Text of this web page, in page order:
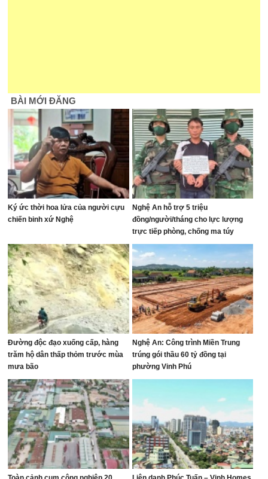
BÀI MỚI ĐĂNG
Ký ức thời hoa lửa của người cựu
chiến binh xứ Nghệ
Nghệ An hỗ trợ 5 triệu
đồng/người/tháng cho lực lượng
trực tiếp phòng, chống ma túy
Đường độc đạo xuống cấp, hàng
trăm hộ dân thấp thỏm trước mùa
mưa bão
Nghệ An: Công trình Miền Trung
trúng gói thầu 60 tỷ đồng tại
phường Vinh Phú